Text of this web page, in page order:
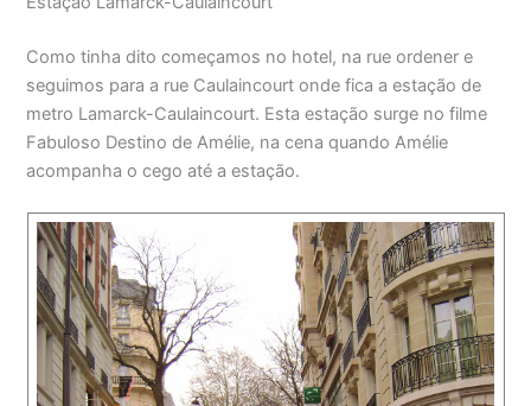
Como tinha dito começamos no hotel, na rue ordener e
seguimos para a rue Caulaincourt onde fica a estação de
metro Lamarck-Caulaincourt. Esta estação surge no filme
Fabuloso Destino de Amélie, na cena quando Amélie
acompanha o cego até a estação.